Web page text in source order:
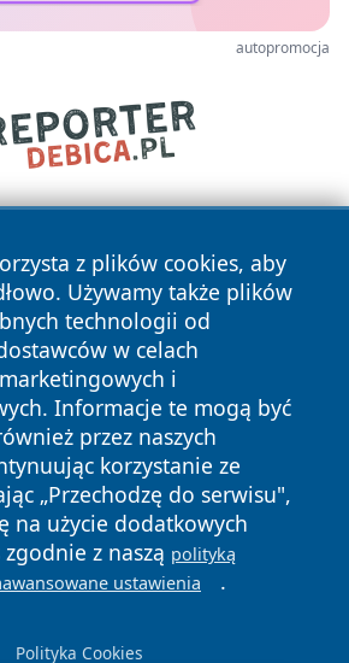
autopromocja
z plików cookies, aby
Używamy także plików
technologii od
w celach
i
Informacje te mogą być
przez naszych
korzystanie ze
„Przechodzę do serwisu",
na użycie dodatkowych
z naszą polityką
ustawienia .
Polityka Cookies
Wszystkie prawa zastrzeżone.
Polityka
Cookies